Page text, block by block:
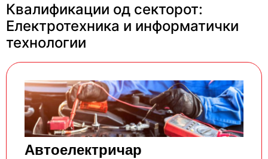
Квалификации од секторот:
Електротехника и информатички
технологии
Aвтоелектричар